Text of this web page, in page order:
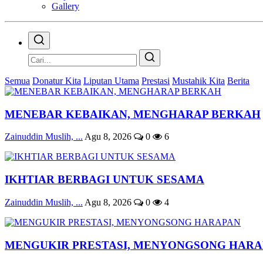
Gallery
Semua Donatur Kita Liputan Utama Prestasi Mustahik Kita Berita
MENEBAR KEBAIKAN, MENGHARAP BERKAH
Zainuddin Muslih, ... Agu 8, 2026 0 6
IKHTIAR BERBAGI UNTUK SESAMA
Zainuddin Muslih, ... Agu 8, 2026 0 4
MENGUKIR PRESTASI, MENYONGSONG